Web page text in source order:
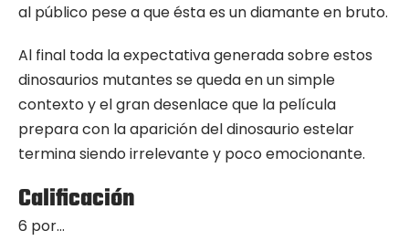
al público pese a que ésta es un diamante en bruto.
Al final toda la expectativa generada sobre estos
dinosaurios mutantes se queda en un simple
contexto y el gran desenlace que la película
prepara con la aparición del dinosaurio estelar
termina siendo irrelevante y poco emocionante.
Calificación
6 por…